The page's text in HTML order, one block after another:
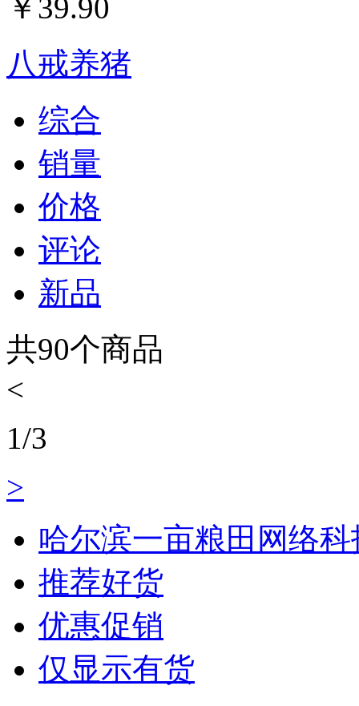
￥ 39.90
八戒养猪
综合
销量
价格
评论
新品
共90个商品
<
1/3
>
哈尔滨一亩粮田网络
推荐好货
优惠促销
仅显示有货